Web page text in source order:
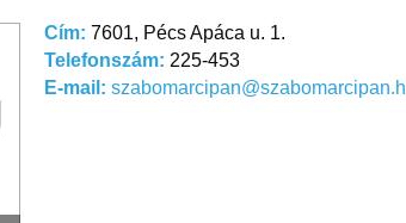
Cím: 7601, Pécs Apáca u. 1.
Telefonszám: 225-453
E-mail: